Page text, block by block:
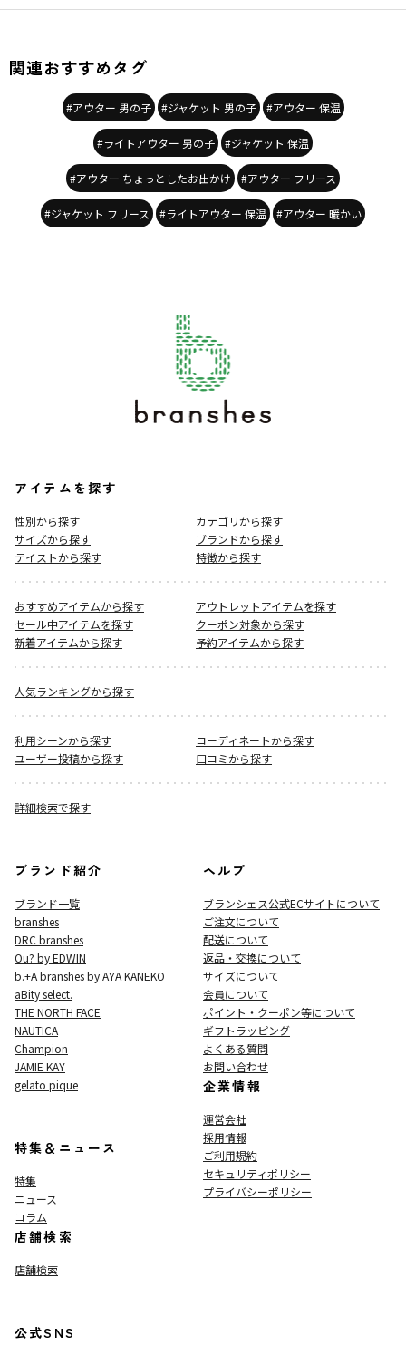
関連おすすめタグ
#アウター 男の子 #ジャケット 男の子 #アウター 保温
#ライトアウター 男の子 #ジャケット 保温
#アウター ちょっとしたお出かけ #アウター フリース
#ジャケット フリース #ライトアウター 保温 #アウター 暖かい
アイテムを探す
性別から探す
カテゴリから探す
サイズから探す
ブランドから探す
テイストから探す
特徴から探す
おすすめアイテムから探す
アウトレットアイテムを探す
セール中アイテムを探す
クーポン対象から探す
新着アイテムから探す
予約アイテムから探す
人気ランキングから探す
利用シーンから探す
コーディネートから探す
ユーザー投稿から探す
口コミから探す
詳細検索で探す
ブランド紹介
ブランド一覧
branshes
DRC branshes
Ou? by EDWIN
b.+A branshes by AYA KANEKO
aBity select.
THE NORTH FACE
NAUTICA
Champion
JAMIE KAY
gelato pique
特集＆ニュース
特集
ニュース
コラム
店舗検索
店舗検索
ヘルプ
ブランシェス公式ECサイトについて
ご注文について
配送について
返品・交換について
サイズについて
会員について
ポイント・クーポン等について
ギフトラッピング
よくある質問
お問い合わせ
企業情報
運営会社
採用情報
ご利用規約
セキュリティポリシー
プライバシーポリシー
公式SNS